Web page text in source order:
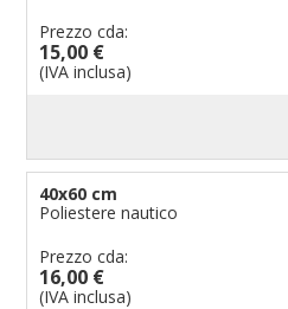
Prezzo cda:
15,00 €
(IVA inclusa)
40x60 cm
Poliestere nautico
Prezzo cda:
16,00 €
(IVA inclusa)